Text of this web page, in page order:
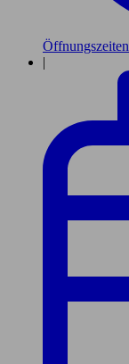
Öffnungszeiten
|